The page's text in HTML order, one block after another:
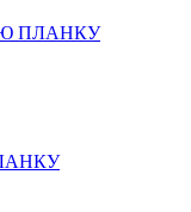
ПЛАНКУ